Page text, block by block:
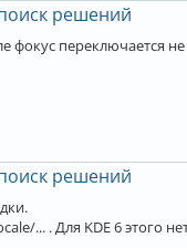
решений
фокус переключается
решений
... . Для KDE 6 этого